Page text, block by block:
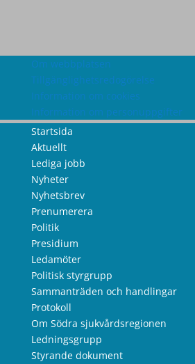
Om webbplatsen
Tillgänglighetsredogörelse
Information om cookies
Information om personuppgifter
Startsida
Aktuellt
Lediga jobb
Nyheter
Nyhetsbrev
Prenumerera
Politik
Presidium
Ledamöter
Politisk styrgrupp
Sammanträden och handlingar
Protokoll
Om Södra sjukvårdsregionen
Ledningsgrupp
Styrande dokument